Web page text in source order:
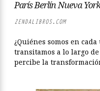
París Berlín Nueva
ZENDALIBROS.COM
¿Quiénes somos en
transitamos a lo largo
percibe la